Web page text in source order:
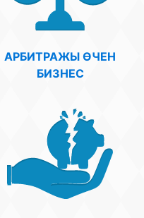
АРБИТРАЖЫ ӨЧЕН
БИЗНЕС